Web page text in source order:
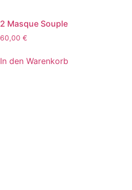
2 Masque Souple
60,00 €
In den Warenkorb